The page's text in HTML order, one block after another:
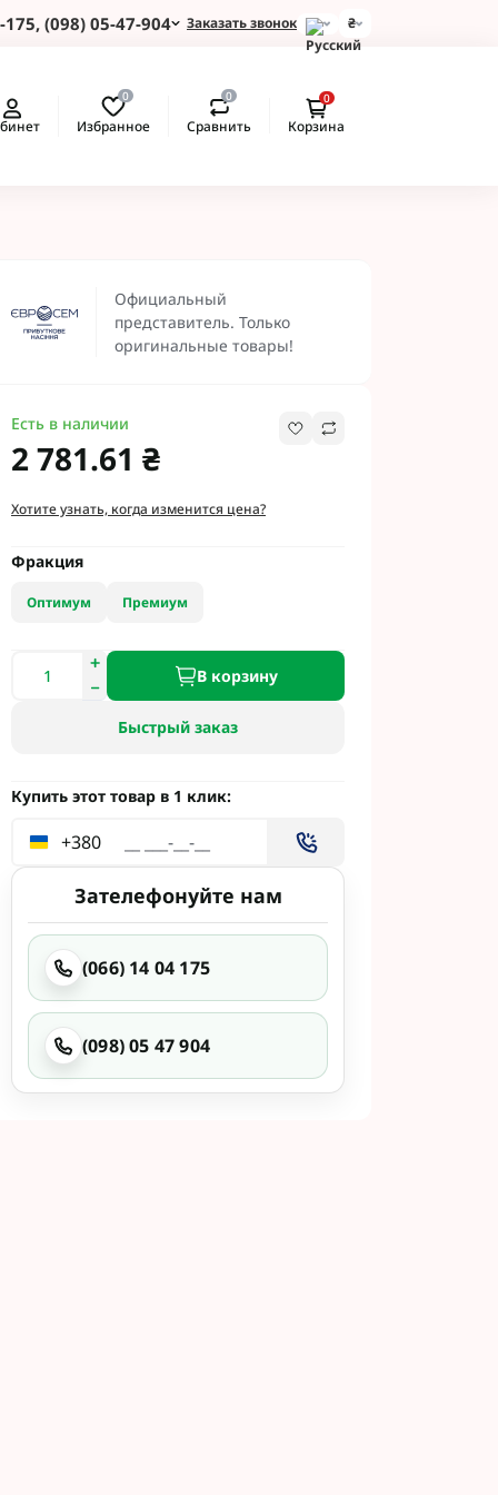
(098) 05-47-904 Заказать звонок ₴
0
Избранное
0
Сравнить
0
Корзина
Сингента Под
Раундап
для Пшеницы
для Подсолнуха
Картофеля
Пест ЮА
Укравит
Официальный
представитель. Только
оригинальные товары!
Есть в наличии
2 781.61 ₴
Хотите узнать, когда изменится цена?
Фракция
Оптимум Премиум
В корзину
Быстрый заказ
Купить этот товар в 1 клик:
+380
Зателефонуйте нам
(066) 14 04 175
(098) 05 47 904